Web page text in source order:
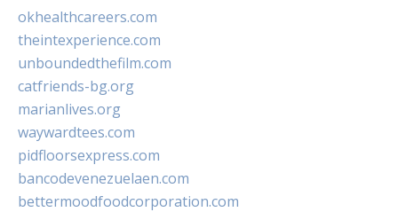
okhealthcareers.com
theintexperience.com
unboundedthefilm.com
catfriends-bg.org
marianlives.org
waywardtees.com
pidfloorsexpress.com
bancodevenezuelaen.com
bettermoodfoodcorporation.com